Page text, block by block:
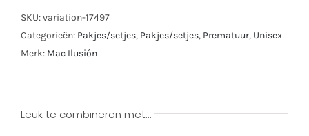
SKU:variation-17497
Categorieën: Pakjes/setjes, Pakjes/setjes, Prematuur, Unisex
Merk: Mac Ilusión
Leuk te combineren met…